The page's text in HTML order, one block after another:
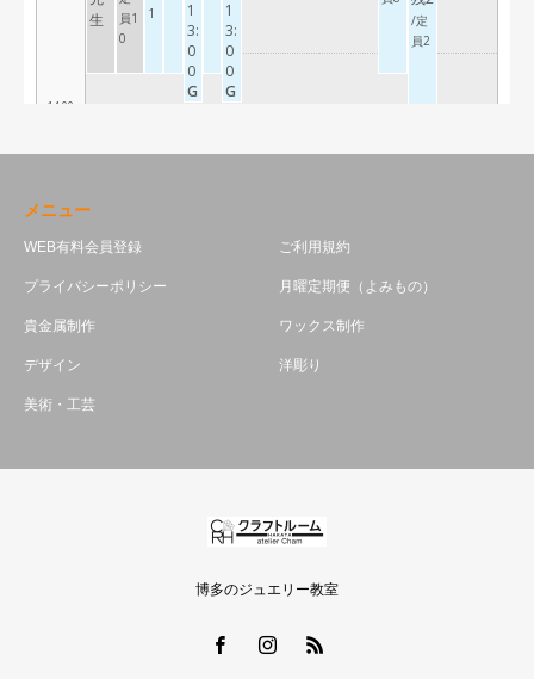
メニュー
WEB有料会員登録 ご利用規約
プライバシーポリシー 月曜定期便（よみもの）
貴金属制作 ワックス制作
デザイン 洋彫り
美術・工芸
博多のジュエリー教室